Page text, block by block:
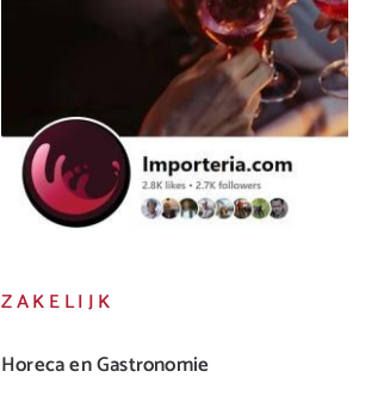
ZAKELIJK
Horeca en Gastronomie